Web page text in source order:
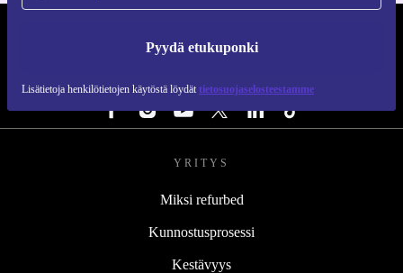
Pyydä etukuponki
Lisätietoja henkilötietojen käytöstä löydät tietosuojaselosteestamme
YRITYS
Miksi refurbed
Kunnostusprosessi
Kestävyys